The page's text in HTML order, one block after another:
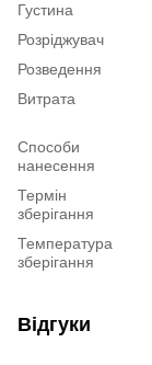
Густина
Розріджувач
Розведення
Витрата
Способи
нанесення
Термін
зберігання
Температура
зберігання
Відгуки